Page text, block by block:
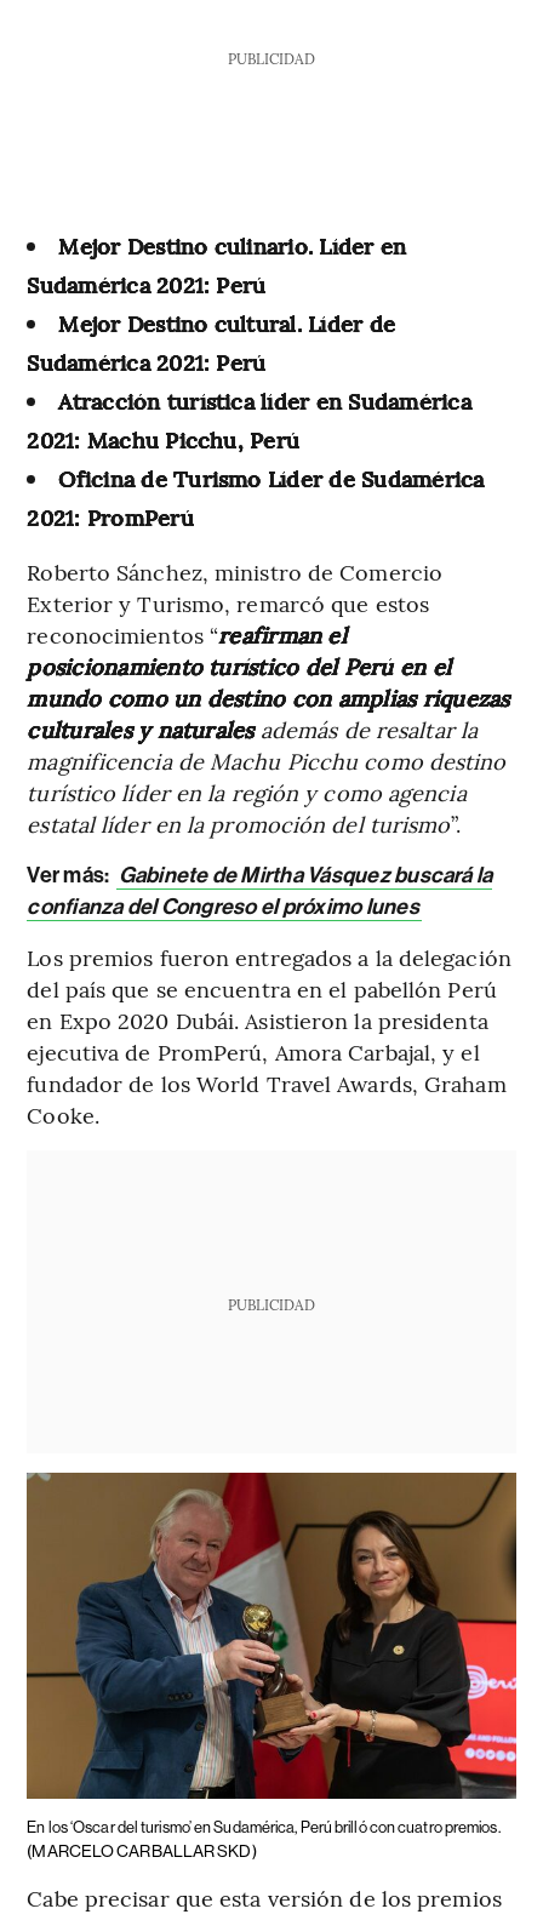
PUBLICIDAD
Mejor Destino culinario. Líder en
Sudamérica 2021: Perú
Mejor Destino cultural. Líder de
Sudamérica 2021: Perú
Atracción turística líder en Sudamérica
2021: Machu Picchu, Perú
Oficina de Turismo Líder de Sudamérica
2021: PromPerú
Roberto Sánchez, ministro de Comercio
Exterior y Turismo, remarcó que estos
reconocimientos “reafirman el
posicionamiento turístico del Perú en el
mundo como un destino con amplias riquezas
culturales y naturalesademás de resaltar la
magnificencia de Machu Picchu como destino
turístico líder en la región y como agencia
estatal líder en la promoción del turismo”.
Ver más: Gabinete de Mirtha Vásquez buscará la
confianza del Congreso el próximo lunes
Los premios fueron entregados a la delegación
del país que se encuentra en el pabellón Perú
en Expo 2020 Dubái. Asistieron la presidenta
ejecutiva de PromPerú, Amora Carbajal, y el
fundador de los World Travel Awards, Graham
Cooke.
PUBLICIDAD
En los ‘Oscar del turismo’ en Sudamérica, Perú brilló con cuatro premios.
(MARCELO CARBALLAR SKD)
Cabe precisar que esta versión de los premios